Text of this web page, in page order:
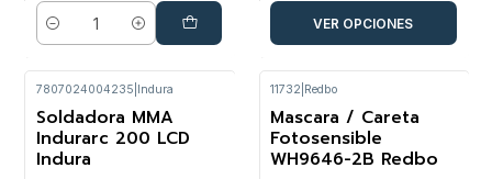
Cantidad
VER OPCIONES
7807024004235 Indura
Soldadora MMA
Indurarc 200 LCD
Indura
11732 Redbo
Mascara / Careta
Fotosensible
WH9646-2B Redbo